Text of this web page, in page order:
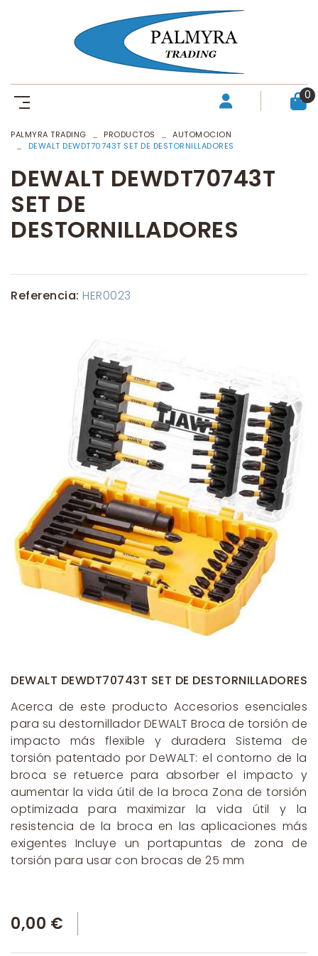
0
PALMYRA TRADING PRODUCTOS
AUTOMOCION
DEWALT DEWDT70743T SET DE DESTORNILLADORES
DEWALT DEWDT70743T
SET DE
DESTORNILLADORES
Referencia: HER0023
DEWALT DEWDT70743T SET DE DESTORNILLADORES
Acerca de este producto Accesorios esenciales
para su destornillador DEWALT Broca de torsión de
impacto más flexible y duradera Sistema de
torsión patentado por DeWALT: el contorno de la
broca se retuerce para absorber el impacto y
aumentar la vida útil de la broca Zona de torsión
optimizada para maximizar la vida útil y la
resistencia de la broca en las aplicaciones más
exigentes Incluye un portapuntas de zona de
torsión para usar con brocas de 25 mm
0,00 €